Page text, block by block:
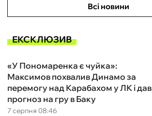
Всі новини
ЕКСКЛЮЗИВ
7 серпня 08:46
«У Пономаренка є чуйка»:
Максимов похвалив Динамо за
перемогу над Карабахом у ЛК і дав
прогноз на гру в Баку